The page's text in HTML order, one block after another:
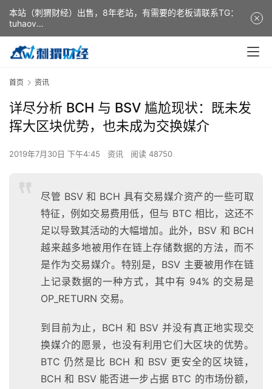
首页 资讯
详尽分析 BCH 与 BSV 尴尬现状：既未发
挥大区块优势，也未成为交换媒介
2019年7月30日 下午4:45 资讯 阅读 48750
尽管 BSV 和 BCH 具有交易媒介资产的一些可取
特征，例如交易费用低，但与 BTC 相比，这还不
足以导致其活动的大幅增加。此外，BSV 和 BCH
越来越多地被用作在链上存储数据的方法，而不
是作为交易媒介。特别是，BSV 主要被用作在链
上记录数据的一种方式，其中有 94% 的交易是
OP_RETURN 交易。
到目前为止，BCH 和 BSV 并没有真正地实现交
换媒介的愿景，也没有利用它们大区块的优势。
BTC 仍然是比 BCH 和 BSV 更安全的区块链，
BCH 和 BSV 能否进一步占据 BTC 的市场份额，
本站（刺猬财经）出售，8年老站，有需要的老板请联系TG：
tuhaov
This website (ciweicaijing) is for sale. It is a 8-year-old
website. If you need it, please contact TG: tuhaov